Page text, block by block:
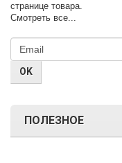
странице товара.
Смотреть все...
ПОЛЕЗНОЕ